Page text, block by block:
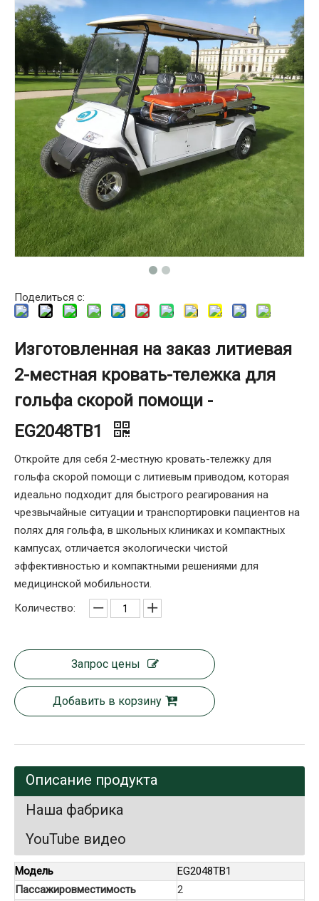
Поделиться с:
Изготовленная на заказ литиевая
2-местная кровать-тележка для
гольфа скорой помощи -
EG2048TB1
Откройте для себя 2-местную кровать-тележку для
гольфа скорой помощи с литиевым приводом, которая
идеально подходит для быстрого реагирования на
чрезвычайные ситуации и транспортировки пациентов на
полях для гольфа, в школьных клиниках и компактных
кампусах, отличается экологически чистой
эффективностью и компактными решениями для
медицинской мобильности.
Количество:
Запрос цены
Добавить в корзину
Описание продукта
Наша фабрика
YouTube видео
Модель
EG2048TB1
Пассажировместимость
2